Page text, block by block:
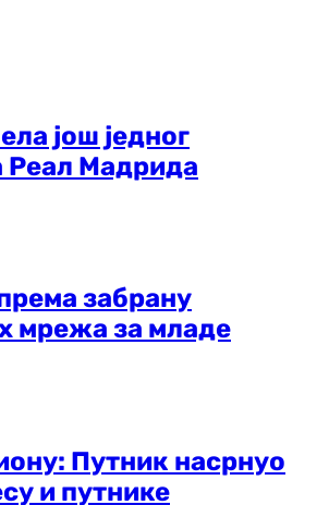
још једног
Мадрида
забрану
мрежа за младе
Путник насрнуо
и путнике